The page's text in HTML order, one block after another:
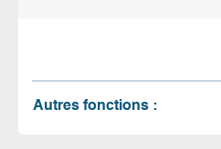
Autres fonctions :